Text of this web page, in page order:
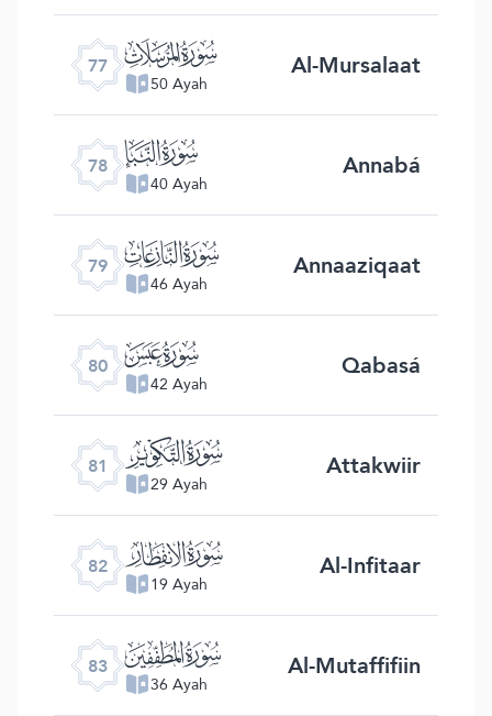
77 ﯺ
50 Ayah Al-Mursalaat
78 ﯻ
40 Ayah Annabá
79 ﯼ
46 Ayah Annaaziqaat
80 ﯽ
42 Ayah Qabasá
81 ﯾ
29 Ayah Attakwiir
82 ﯿ
19 Ayah Al-Infitaar
83 ﰀ
36 Ayah Al-Mutaffifiin